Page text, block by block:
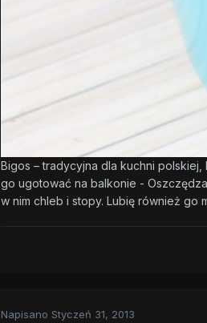
Bigos – tradycyjna dla kuchni
go ugotować na balkonie -
w nim chleb i stopy. Lubię również go
Napisano Styczeń 31, 2013